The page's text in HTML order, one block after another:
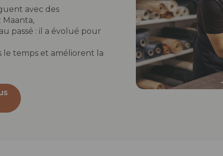
avec des
Maanta,
passé : il a évolué pour
temps et améliorent la